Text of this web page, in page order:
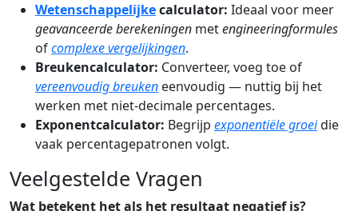
Wetenschappelijkecalculator: Ideaal voor meer
geavanceerde berekeningen metengineeringformules
ofcomplexe vergelijkingen.
Breukencalculator: Converteer, voeg toe of
vereenvoudig breuken eenvoudig — nuttig bij het
werken met niet-decimale percentages.
Exponentcalculator: Begrijp exponentiële groeidie
vaak percentagepatronen volgt.
Veelgestelde Vragen
Wat betekent het als het resultaat negatief is?